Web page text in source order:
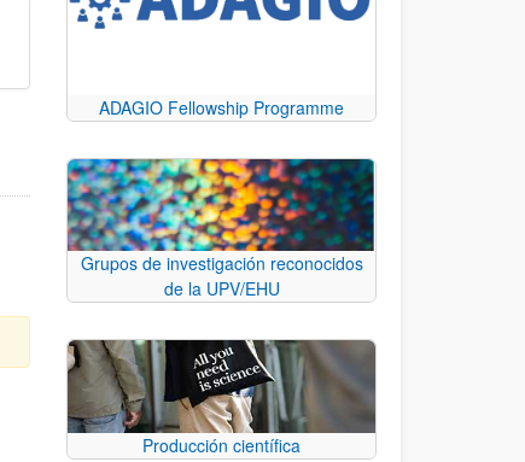
ADAGIO Fellowship Programme
Grupos de investigación reconocidos
de la UPV/EHU
Producción científica